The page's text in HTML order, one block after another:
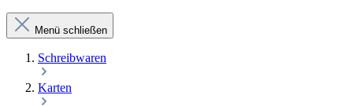
Menü schließen
Schreibwaren
Karten